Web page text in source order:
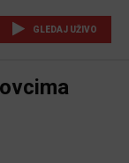
GLEDAJ UŽIVO